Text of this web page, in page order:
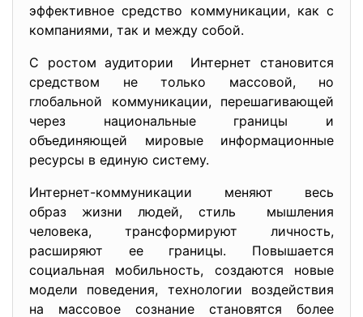
эффективное средство коммуникации, как с
компаниями, так и между собой.
С ростом аудитории Интернет становится
средством не только массовой, но
глобальной коммуникации, перешагивающей
через национальные границы и
объединяющей мировые информационные
ресурсы в единую систему.
Интернет-коммуникации меняют весь
образ жизни людей, стиль мышления
человека, трансформируют личность,
расширяют ее границы. Повышается
социальная мобильность, создаются новые
модели поведения, технологии воздействия
на массовое сознание становятся более